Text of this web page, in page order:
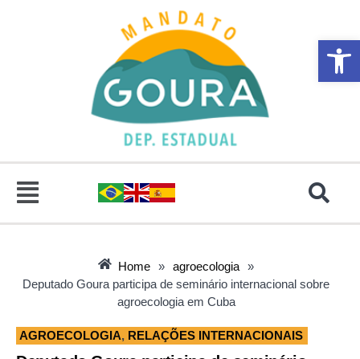
Abrir
Home » agroecologia »
Deputado Goura participa de seminário internacional sobre
agroecologia em Cuba
AGROECOLOGIA, RELAÇÕES INTERNACIONAIS